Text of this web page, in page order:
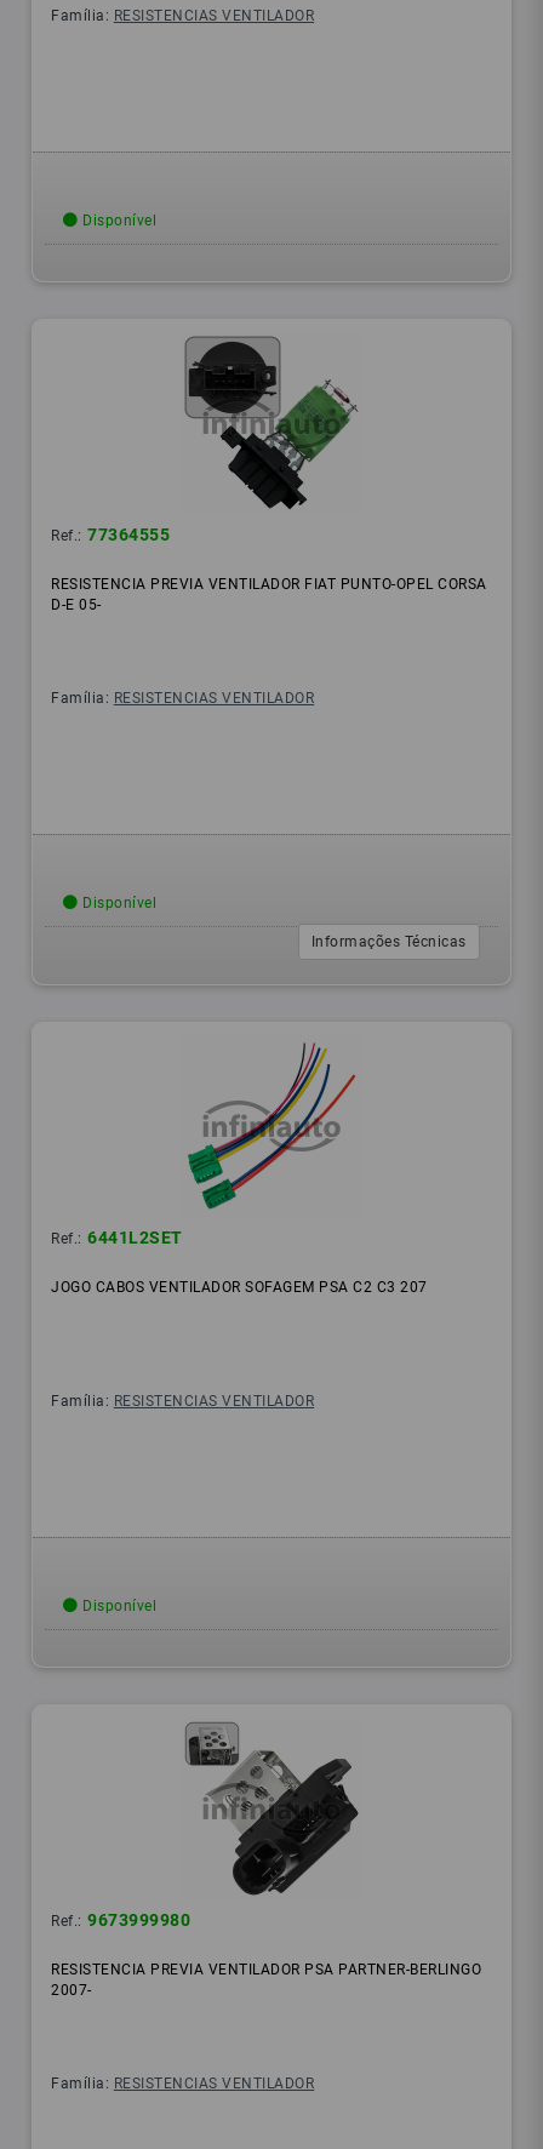
Família: RESISTENCIAS VENTILADOR
Disponível
Ref.: 77364555
RESISTENCIA PREVIA VENTILADOR FIAT PUNTO-OPEL CORSA
D-E 05-
Família: RESISTENCIAS VENTILADOR
Disponível
Informações Técnicas
Ref.: 6441L2SET
JOGO CABOS VENTILADOR SOFAGEM PSA C2 C3 207
Família: RESISTENCIAS VENTILADOR
Disponível
Ref.: 9673999980
RESISTENCIA PREVIA VENTILADOR PSA PARTNER-BERLINGO
2007-
Família: RESISTENCIAS VENTILADOR